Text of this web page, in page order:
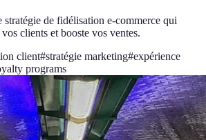
stratégie de fidélisation e-commerce qui
clients et booste vos ventes.
client#stratégie marketing#expérience
programs